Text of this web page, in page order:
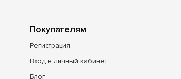
Покупателям
Регистрация
Вход в личный кабинет
Блог